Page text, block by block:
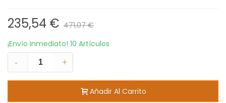
235,54 € 471,07 €
¡Envío Inmediato! 10 Artículos
-
+
Añadir Al Carrito